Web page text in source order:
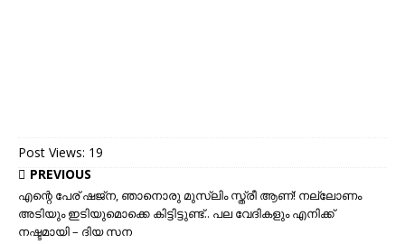
Post Views: 19
PREVIOUS
എന്റെ പേര് ഷജ്‌ന, ഞാനൊരു മുസ്ലിം സ്ത്രീ ആണ്! നല്ലോണം
അടിയും ഇടിയുമൊക്കെ കിട്ടിട്ടുണ്ട്.. പല വേദികളും എനിക്ക്
നഷ്ടമായി – ദിയ സന